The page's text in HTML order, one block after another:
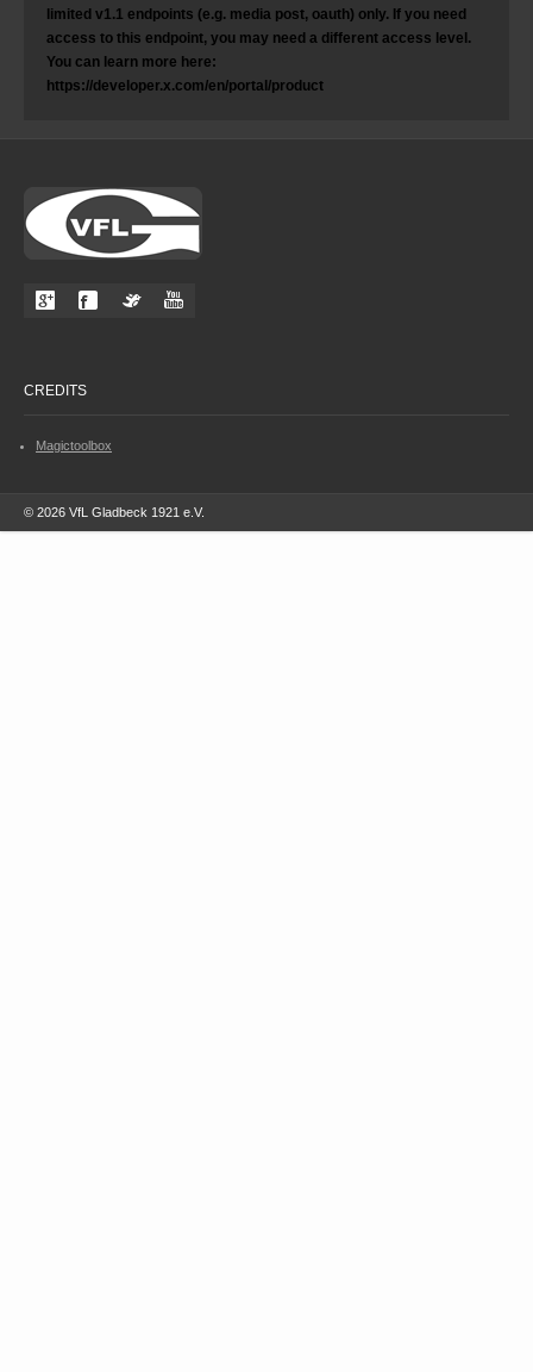
limited v1.1 endpoints (e.g. media post, oauth) only. If you need
access to this endpoint, you may need a different access level.
You can learn more here:
https://developer.x.com/en/portal/product
CREDITS
Magictoolbox
© 2026 VfL Gladbeck 1921 e.V.